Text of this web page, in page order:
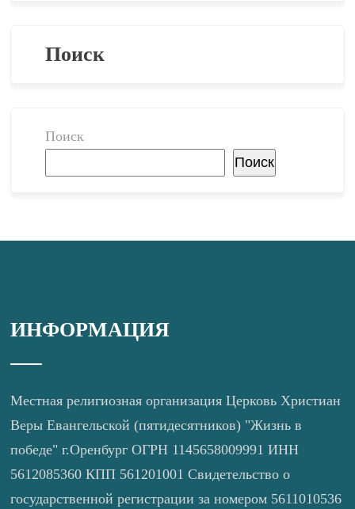
Поиск
Поиск
Поиск
ИНФОРМАЦИЯ
Местная религиозная организация Церковь Христиан
Веры Евангельской (пятидесятников) "Жизнь в
победе" г.Оренбург ОГРН 1145658009991 ИНН
5612085360 КПП 561201001 Свидетельство о
государственной регистрации за номером 5611010536